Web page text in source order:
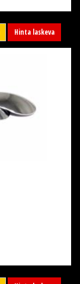
Hinta laskeva